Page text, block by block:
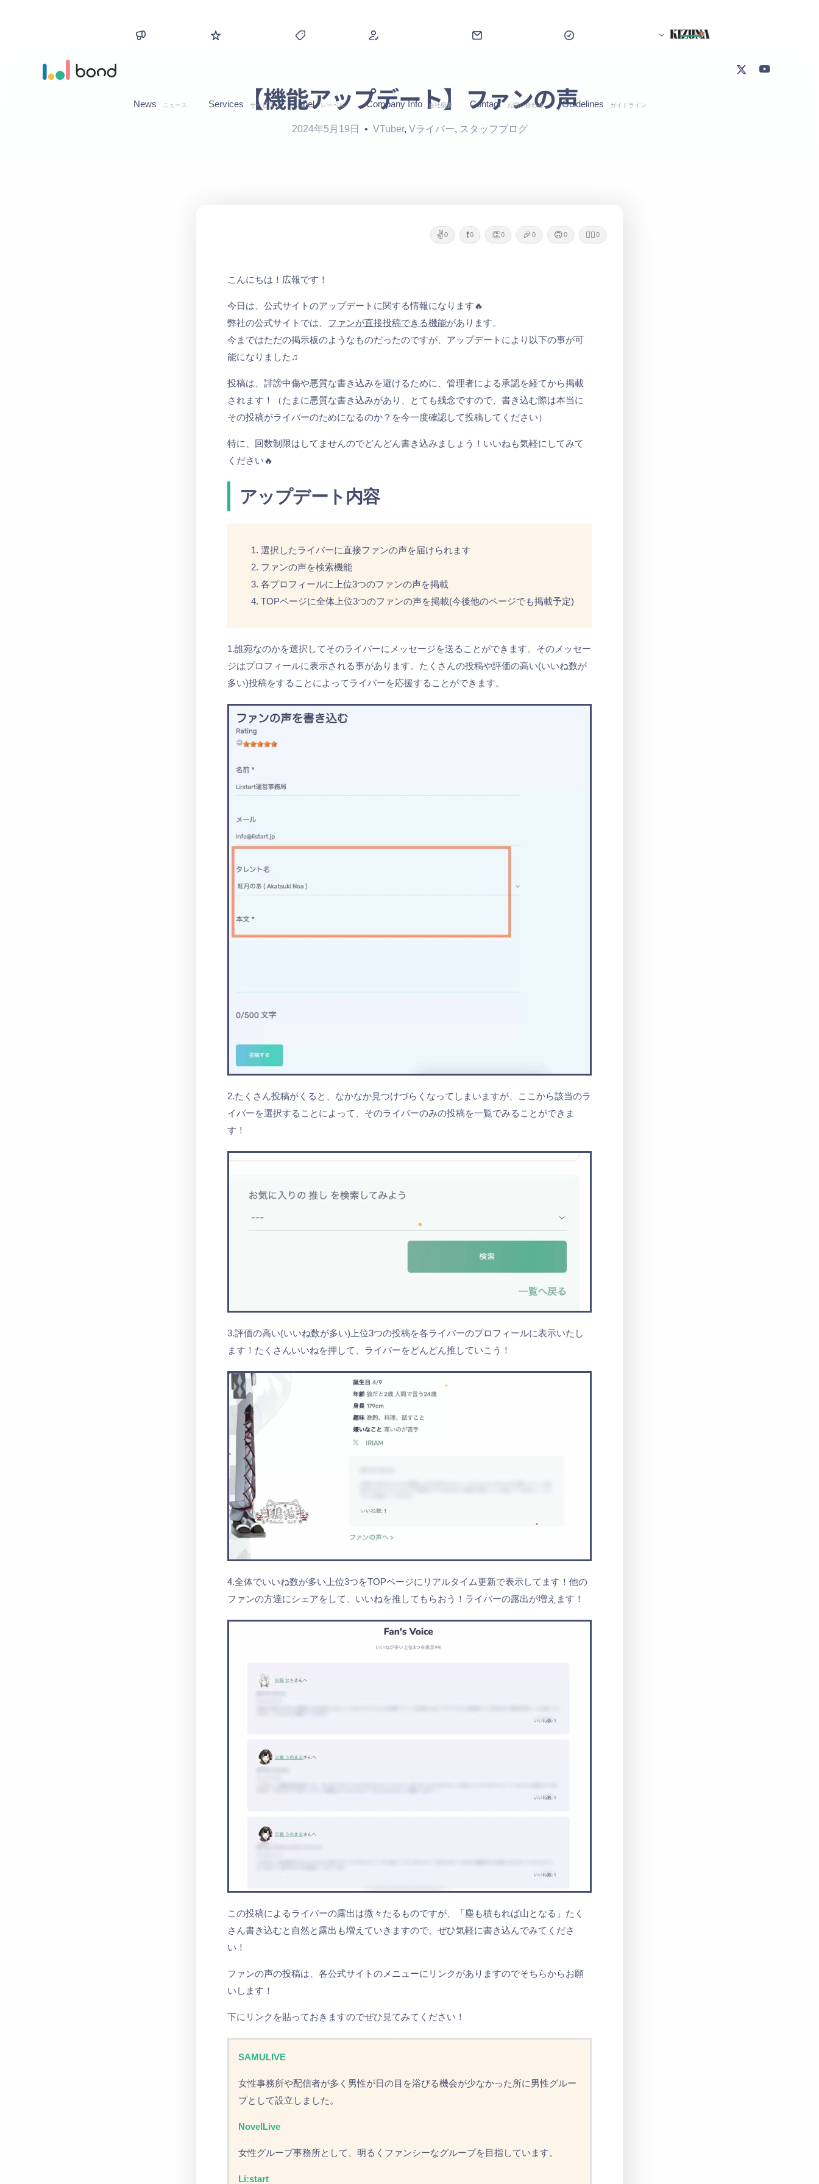
News ニュース Services サービス Label レーベル Company Info 会社概要 Contact お問い合わせ Guidelines ガイドライン
Defamation Guideline
【機能アップデート】ファンの声
2024年5月19日 VTuber, Vライバー, スタッフブログ
✌️0 ❗0 👏0 🎉0 🙃0 🙇‍♂️0
こんにちは！広報です！
今日は、公式サイトのアップデートに関する情報になります🔥
弊社の公式サイトでは、 ファンが直接投稿できる機能があります。
今まではただの掲示板のようなものだったのですが、アップデートにより以下の事が可
能になりました♫
投稿は、誹謗中傷や悪質な書き込みを避けるために、管理者による承認を経てから掲載
されます！（たまに悪質な書き込みがあり、とても残念ですので、書き込む際は本当に
その投稿がライバーのためになるのか？を今一度確認して投稿してください）
特に、回数制限はしてませんのでどんどん書き込みましょう！いいねも気軽にしてみて
ください🔥
アップデート内容
選択したライバーに直接ファンの声を届けられます
ファンの声を検索機能
各プロフィールに上位3つのファンの声を掲載
TOPページに全体上位3つのファンの声を掲載(今後他のページでも掲載予定)
1.誰宛なのかを選択してそのライバーにメッセージを送ることができます。そのメッセー
ジはプロフィールに表示される事があります。たくさんの投稿や評価の高い(いいね数が
多い)投稿をすることによってライバーを応援することができます。
2.たくさん投稿がくると、なかなか見つけづらくなってしまいますが、ここから該当のラ
イバーを選択することによって、そのライバーのみの投稿を一覧でみることができま
す！
3.評価の高い(いいね数が多い)上位3つの投稿を各ライバーのプロフィールに表示いたし
ます！たくさんいいねを押して、ライバーをどんどん推していこう！
4.全体でいいね数が多い上位3つをTOPページにリアルタイム更新で表示してます！他の
ファンの方達にシェアをして、いいねを推してもらおう！ライバーの露出が増えます！
この投稿によるライバーの露出は微々たるものですが、「塵も積もれば山となる」たく
さん書き込むと自然と露出も増えていきますので、ぜひ気軽に書き込んでみてくださ
い！
ファンの声の投稿は、各公式サイトのメニューにリンクがありますのでそちらからお願
いします！
下にリンクを貼っておきますのでぜひ見てみてください！
SAMULIVE
女性事務所や配信者が多 く 男性が日の目 を浴びる機会が少なかった 所に男性グルー
プと して設立 し ま した 。
NovelLive
女性グループ事務所と して 明 る く フ ァンシーなグループを目指 してい ます。
Li:start